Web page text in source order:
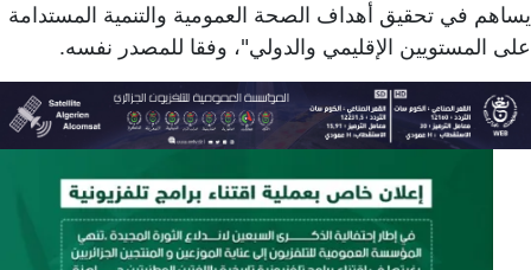
يساهم في تحقيق أهداف الصحة العمومية والتنمية المستدامة
على المستويين الإقليمي والدولي"، وفقا للمصدر نفسه.